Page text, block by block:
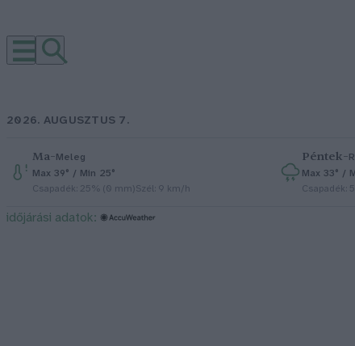
2026. AUGUSZTUS 7.
Ma–Meleg
Max 39° / Min 25°
Csapadék: 25% (0 mm)Szél: 9 km/h
Péntek–
Max 33° /
Csapadék:
időjárási adatok: